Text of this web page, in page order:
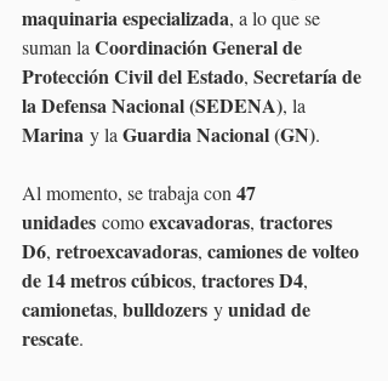
maquinaria especializada, a lo que se
suman la Coordinación General de
Protección Civil del Estado, Secretaría de
la Defensa Nacional (SEDENA), la
Marina y la Guardia Nacional (GN).
Al momento, se trabaja con 47
unidades como excavadoras, tractores
D6, retroexcavadoras, camiones de volteo
de 14 metros cúbicos, tractores D4,
camionetas, bulldozers y unidad de
rescate.